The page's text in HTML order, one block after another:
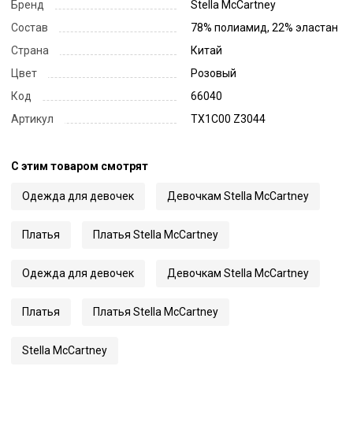
Бренд
Stella McCartney
Состав
78% полиамид, 22% эластан
Страна
Китай
Цвет
Розовый
Код
66040
Артикул
TX1C00 Z3044
С этим товаром смотрят
Одежда для девочек Девочкам Stella McCartney
Платья Платья Stella McCartney
Одежда для девочек Девочкам Stella McCartney
Платья Платья Stella McCartney
Stella McCartney